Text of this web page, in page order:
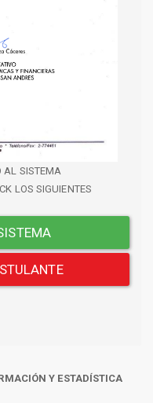
AL SISTEMA
LOS SIGUIENTES
Y ESTADÍSTICA